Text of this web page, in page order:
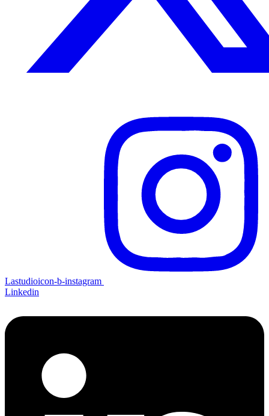
Lastudioicon-b-instagram
Linkedin